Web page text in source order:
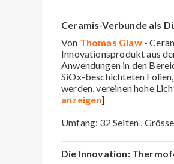
Ceramis-Verbunde als
Von Thomas Glaw-
Innovationsprodukt aus
Anwendungen in den
SiOx-beschichteten
werden, vereinen hohe
anzeigen]
Umfang: 32 Seiten ,
Die Innovation: